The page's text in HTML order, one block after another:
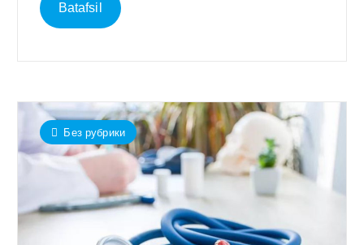
Batafsil
Без рубрики